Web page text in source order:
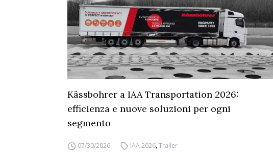
Kässbohrer a IAA Transportation 2026:
efficienza e nuove soluzioni per ogni
segmento
07/30/2026 IAA 2026,Trailer